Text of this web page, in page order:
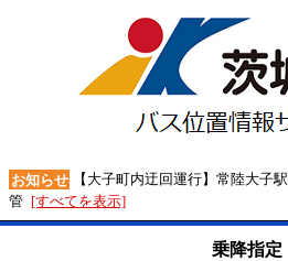
お知らせ
【大子町内迂回運行】常陸大子
管 [すべてを表示]
乗降指定